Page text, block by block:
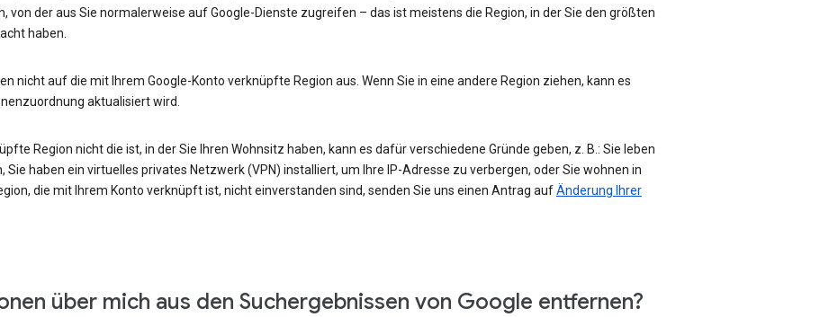
von der aus Sie normalerweise auf Google-Dienste zugreifen – das ist meistens die Region, in der Sie den größten
haben.
nicht auf die mit Ihrem Google-Konto verknüpfte Region aus. Wenn Sie in eine andere Region ziehen, kann es
aktualisiert wird.
Region nicht die ist, in der Sie Ihren Wohnsitz haben, kann es dafür verschiedene Gründe geben, z. B.: Sie leben
Sie haben ein virtuelles privates Netzwerk (VPN) installiert, um Ihre IP-Adresse zu verbergen, oder Sie wohnen in
die mit Ihrem Konto verknüpft ist, nicht einverstanden sind, senden Sie uns einen Antrag aufÄnderung Ihrer
über mich aus den Suchergebnissen von Google entfernen?